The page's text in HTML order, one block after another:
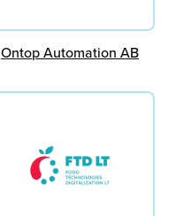
Ontop Automation AB